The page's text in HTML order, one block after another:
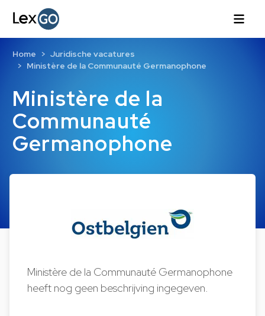
Ministère de la
Communauté
Germanophone
Home
Juridische vacatures
Ministère de la Communauté Germanophone
Ministère de la Communauté Germanophone
heeft nog geen beschrijving ingegeven.